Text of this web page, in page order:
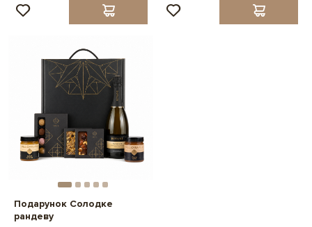
Подарунок Солодке
рандеву